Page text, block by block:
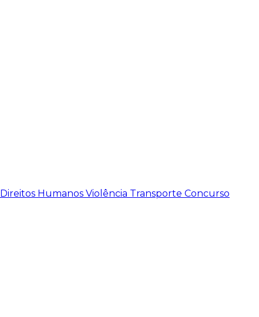
Direitos Humanos Violência Transporte Concurso